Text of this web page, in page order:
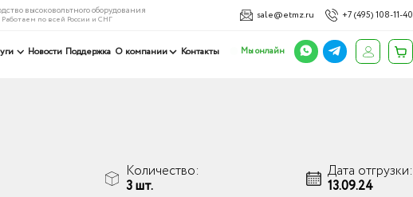
высоковольтного оборудования
Работаем по всей России и СНГ sale@etmz.ru +7 (495) 108-11-40
Новости Поддержка О компании Контакты Мы онлайн
Количество:
3 шт.
Дата отгрузки:
13.09.24